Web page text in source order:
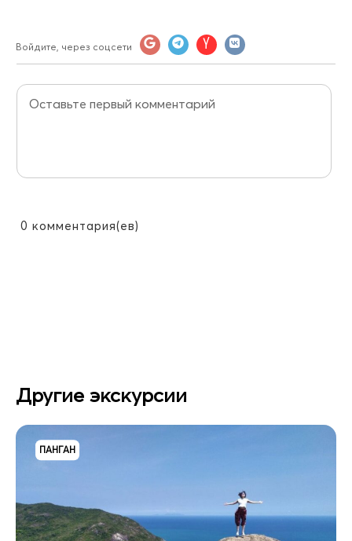
Войдите, через соцсети
0 комментария(ев)
Другие экскурсии
ПАНГАН